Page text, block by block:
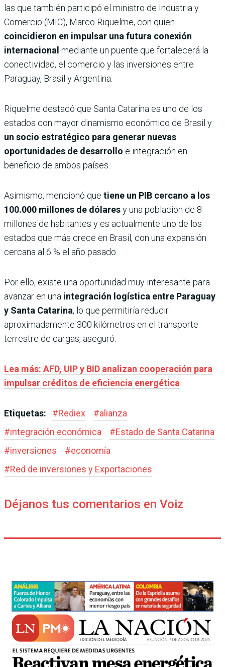
las que también participó el ministro de Industria y
Comercio (MIC), Marco Riquelme, con quien
coincidieron en impulsar una futura conexión
internacional mediante un puente que fortalecerá la
conectividad, el comercio y las inversiones entre
Paraguay, Brasil y Argentina.
Riquelme destacó que Santa Catarina es uno de los
estados con mayor dinamismo económico de Brasil y
un socio estratégico para generar nuevas
oportunidades de desarrollo e integración en
beneficio de ambos países.
Asimismo, mencionó que tiene un PIB cercano a los
100.000 millones de dólaresy una población de 8
millones de habitantes y es actualmente uno de los
estados que más crece en Brasil, con una expansión
cercana al 6 % el año pasado.
Por ello, existe una oportunidad muy interesante para
avanzar en una integración logística entre Paraguay
y Santa Catarina, lo que permitiría reducir
aproximadamente 300 kilómetros en el transporte
terrestre de cargas, aseguró.
Lea más: AFD, UIP y BID analizan cooperación para
impulsar créditos de eficiencia energética
Etiquetas: #Rediex #alianza
#integración económica #Estado de Santa Catarina
#inversiones #economía
#Red de inversiones y Exportaciones
Déjanos tus comentarios en Voiz